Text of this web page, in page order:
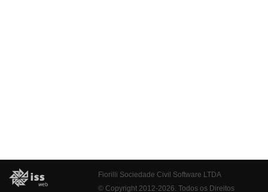
Fiorilli Sociedade Civil Software LTDA
© Copyright 2012-2026. Todos os Direitos